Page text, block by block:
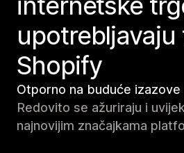
upotrebljavaju
Shopify
Otporno na buduće izazove
Redovito se ažuriraju i
najnovijim značajkama